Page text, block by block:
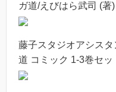
ガ道/えびはら武司 (著)
藤子スタジオアシス
道 コミック 1-3巻セ